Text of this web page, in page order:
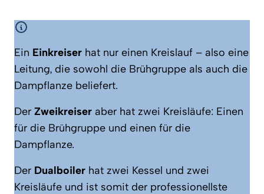
Ein Einkreiser hat nur einen Kreislauf – also eine
Leitung, die sowohl die Brühgruppe als auch die
Dampflanze beliefert.
Der Zweikreiser aber hat zwei Kreisläufe: Einen
für die Brühgruppe und einen für die
Dampflanze.
Der Dualboiler hat zwei Kessel und zwei
Kreisläufe und ist somit der professionellste